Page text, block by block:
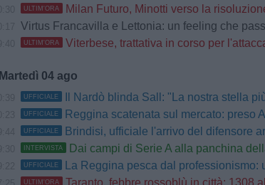
ULTIM'ORA Milan Futuro, Minotti verso la risoluzione.
Virtus Francavilla e Lettonia: un feeling che
ULTIM'ORA Viterbese, trattativa in corso per l'attaccante
Martedì 04 ago
UFFICIALE Il Nardò blinda Sall: "La nostra stella più giovane e luminosa sarà
UFFICIALE Reggina scatenata sul mercato: preso
UFFICIALE Brindisi, ufficiale l'arrivo del difensore
INTERVISTA Dai campi di Serie A alla panchina della Sarnese, la nuova vita di Schiattarella: "L'umiltà
UFFICIALE La Reggina pesca dal professionismo: ufficiale
ULTIM'ORA